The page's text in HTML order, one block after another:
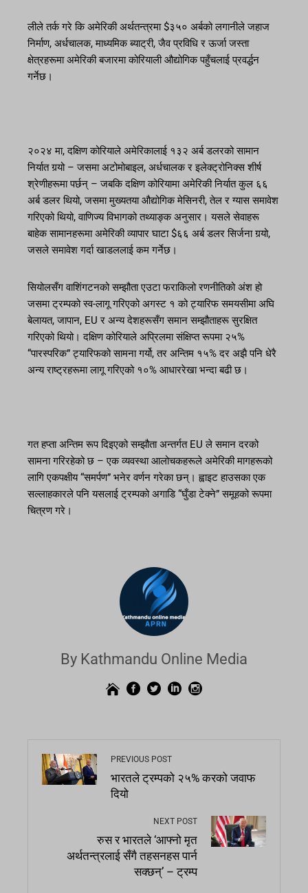
लीले तर्क गरे कि अमेरिकी अर्थतन्त्रमा $३५० अर्बको लगानीले जहाज
निर्माण, अर्धचालक, माध्यमिक ब्याट्री, जैव प्रविधि र ऊर्जा जस्ता
क्षेत्रहरूमा अमेरिकी बजारमा कोरियाली औद्योगिक पहुँचलाई प्रवर्द्धन
गर्नेछ।
२०२४ मा, दक्षिण कोरियाले अमेरिकालाई १३२ अर्ब डलरको सामान
निर्यात गर्‍यो – जसमा अटोमोबाइल, अर्धचालक र इलेक्ट्रोनिक्स शीर्ष
श्रेणीहरूमा पर्छन् – जबकि दक्षिण कोरियामा अमेरिकी निर्यात कुल ६६
अर्ब डलर थियो, जसमा मुख्यतया औद्योगिक मेसिनरी, तेल र ग्यास समावेश
गरिएको थियो, वाणिज्य विभागको तथ्याङ्क अनुसार। यसले सेवाहरू
बाहेक सामानहरूमा अमेरिकी व्यापार घाटा $६६ अर्ब डलर सिर्जना गर्‍यो,
जसले समावेश गर्दा खाडललाई कम गर्नेछ।
सियोलसँग वाशिंगटनको सम्झौता एउटा फराकिलो रणनीतिको अंश हो
जसमा ट्रम्पको स्व-लागू गरिएको अगस्ट १ को ट्यारिफ समयसीमा अघि
बेलायत, जापान, EU र अन्य देशहरूसँग समान सम्झौताहरू सुरक्षित
गरिएको थियो। दक्षिण कोरियाले अप्रिलमा संक्षिप्त रूपमा २५%
“पारस्परिक” ट्यारिफको सामना गर्यो, तर अन्तिम १५% दर अझै पनि धेरै
अन्य राष्ट्रहरूमा लागू गरिएको १०% आधाररेखा भन्दा बढी छ।
गत हप्ता अन्तिम रूप दिइएको सम्झौता अन्तर्गत EU ले समान दरको
सामना गरिरहेको छ – एक व्यवस्था आलोचकहरूले अमेरिकी मागहरूको
लागि एकपक्षीय “समर्पण” भनेर वर्णन गरेका छन्। ह्वाइट हाउसका एक
सल्लाहकारले पनि यसलाई ट्रम्पको अगाडि “घुँडा टेक्ने” समूहको रूपमा
चित्रण गरे।
By Kathmandu Online Media
PREVIOUS POST
भारतले ट्रम्पको २५% करको जवाफ
दियो
NEXT POST
रुस र भारतले ‘आफ्नो मृत
अर्थतन्त्रलाई सँगै तहसनहस पार्न
सक्छन्’ – ट्रम्प